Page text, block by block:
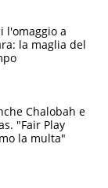
l'omaggio a
la maglia del
Chalobah e
"Fair Play
la multa"